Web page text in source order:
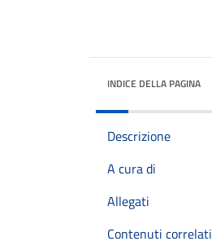
INDICE DELLA PAGINA
Descrizione
A cura di
Allegati
Contenuti correlati